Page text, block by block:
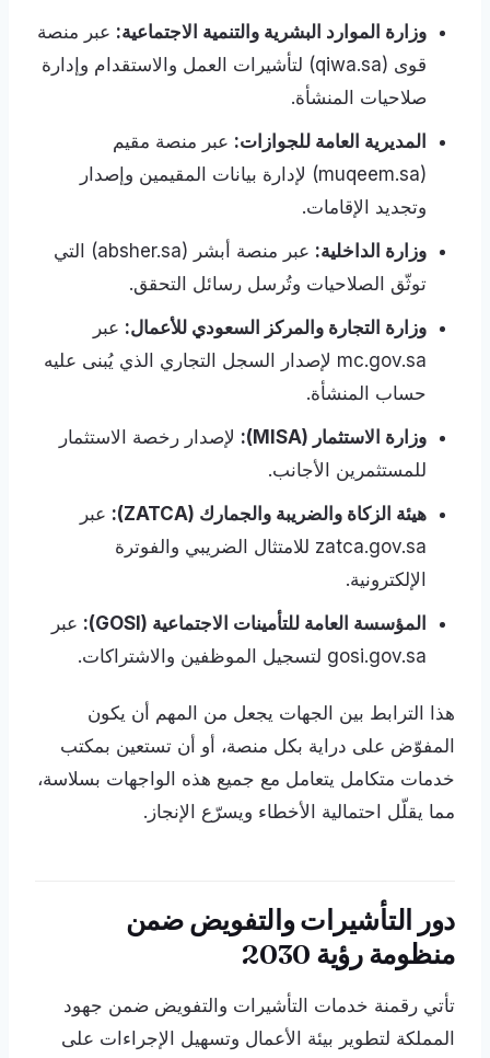
وزارة الموارد البشرية والتنمية الاجتماعية: عبر منصة
قوى (qiwa.sa) لتأشيرات العمل والاستقدام وإدارة
صلاحيات المنشأة.
المديرية العامة للجوازات: عبر منصة مقيم
(muqeem.sa) لإدارة بيانات المقيمين وإصدار
وتجديد الإقامات.
وزارة الداخلية:
عبر منصة أبشر (absher.sa) التي
توثّق الصلاحيات وتُرسل رسائل التحقق.
وزارة التجارة والمركز السعودي للأعمال: عبر
mc.gov.sa لإصدار السجل التجاري الذي يُبنى عليه
حساب المنشأة.
وزارة الاستثمار (MISA):
لإصدار رخصة الاستثمار
للمستثمرين الأجانب.
هيئة الزكاة والضريبة والجمارك (ZATCA):
عبر
zatca.gov.sa للامتثال الضريبي والفوترة
الإلكترونية.
المؤسسة العامة للتأمينات الاجتماعية (GOSI):
عبر
gosi.gov.sa لتسجيل الموظفين والاشتراكات.
هذا الترابط بين الجهات يجعل من المهم أن يكون
المفوّض على دراية بكل منصة، أو أن تستعين بمكتب
خدمات متكامل يتعامل مع جميع هذه الواجهات بسلاسة،
مما يقلّل احتمالية الأخطاء ويسرّع الإنجاز.
دور التأشيرات والتفويض ضمن
منظومة رؤية 2030
تأتي رقمنة خدمات التأشيرات والتفويض ضمن جهود
المملكة لتطوير بيئة الأعمال وتسهيل الإجراءات على